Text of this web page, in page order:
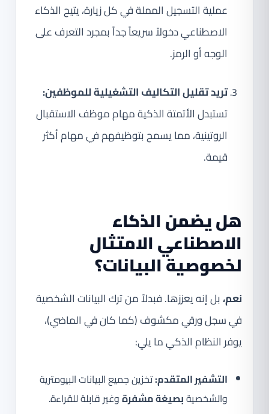
عملية التسجيل المملة في كل زيارة، يتيح الذكاء
الاصطناعي دخولاً سريعاً جداً بمجرد التعرف على
الوجه أو الرمز.
تريد تقليل التكاليف التشغيلية للموظفين:
تستبدل الأتمتة الذكية مهام موظف الاستقبال
الروتينية، مما يسمح بتوظيفهم في مهام أكثر
قيمة.
هل يضمن الذكاء
الاصطناعي الامتثال
لخصوصية البيانات؟
نعم،بل إنه يعززها. فبدلاً من ترك البيانات الشخصية
في سجل ورقي مكشوف (كما كان في الماضي)،
يوفر النظام الذكي ما يلي:
التشفير المتقدم:تخزين جميع البيانات البيومترية
والشخصيةبصيغة مشفرةوغير قابلة للقراءة.